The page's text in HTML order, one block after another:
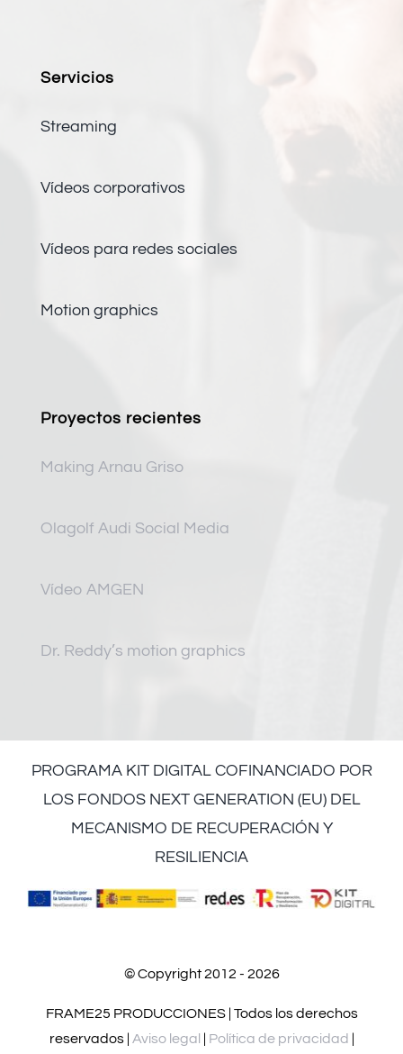
Servicios
Streaming
Vídeos corporativos
Vídeos para redes sociales
Motion graphics
Proyectos recientes
Making Arnau Griso
Olagolf Audi Social Media
Vídeo AMGEN
Dr. Reddy’s motion graphics
PROGRAMA KIT DIGITAL COFINANCIADO POR
LOS FONDOS NEXT GENERATION (EU) DEL
MECANISMO DE RECUPERACIÓN Y
RESILIENCIA
© Copyright 2012 - 2026
FRAME25 PRODUCCIONES | Todos los derechos
reservados | Aviso legal Política de privacidad